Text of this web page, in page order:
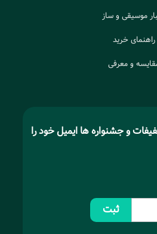
موسیقی و ساز
راهنمای خرید
و معرفی
و جشنواره ها ایمیل خود را
ثبت